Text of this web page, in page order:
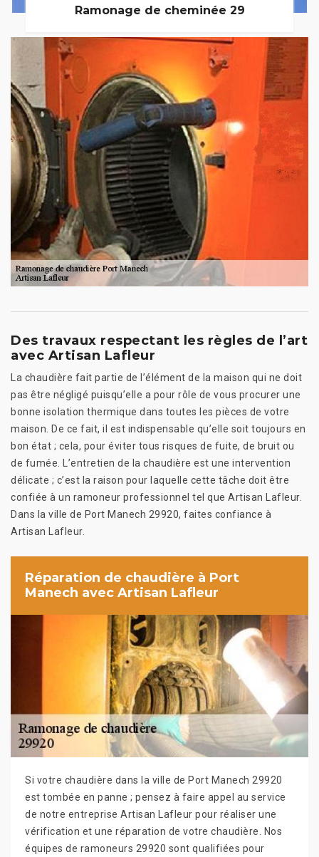
Ramonage de cheminée 29
Des travaux respectant les règles de l’art
avec Artisan Lafleur
La chaudière fait partie de l’élément de la maison qui ne doit
pas être négligé puisqu’elle a pour rôle de vous procurer une
bonne isolation thermique dans toutes les pièces de votre
maison. De ce fait, il est indispensable qu’elle soit toujours en
bon état ; cela, pour éviter tous risques de fuite, de bruit ou
de fumée. L’entretien de la chaudière est une intervention
délicate ; c’est la raison pour laquelle cette tâche doit être
confiée à un ramoneur professionnel tel que Artisan Lafleur.
Dans la ville de Port Manech 29920, faites confiance à
Artisan Lafleur.
Réparation de chaudière à Port
Manech avec Artisan Lafleur
Si votre chaudière dans la ville de Port Manech 29920
est tombée en panne ; pensez à faire appel au service
de notre entreprise Artisan Lafleur pour réaliser une
vérification et une réparation de votre chaudière. Nos
équipes de ramoneurs 29920 sont qualifiées pour